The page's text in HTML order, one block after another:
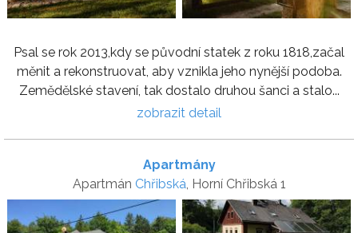
Psal se rok 2013,kdy se původní statek z roku 1818,začal
měnit a rekonstruovat, aby vznikla jeho nynější podoba.
Zemědělské stavení, tak dostalo druhou šanci a stalo...
zobrazit detail
Apartmány
Apartmán Chřibská , Horní Chřibská 1